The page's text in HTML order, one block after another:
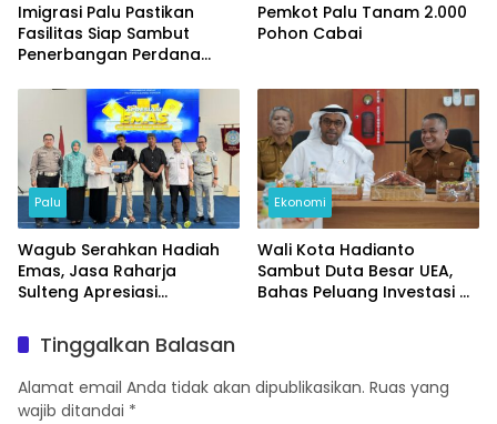
Imigrasi Palu Pastikan
Fasilitas Siap Sambut
Penerbangan Perdana
Pemkot Palu Tanam 2.000
Pohon Cabai
Palu
Wagub Serahkan Hadiah
Emas, Jasa Raharja
Sulteng Apresiasi
Ekonomi
Wali Kota Hadianto
Sambut Duta Besar UEA,
Bahas Peluang Investasi di
Tinggalkan Balasan
Alamat email Anda tidak akan dipublikasikan. Ruas yang
wajib ditandai *